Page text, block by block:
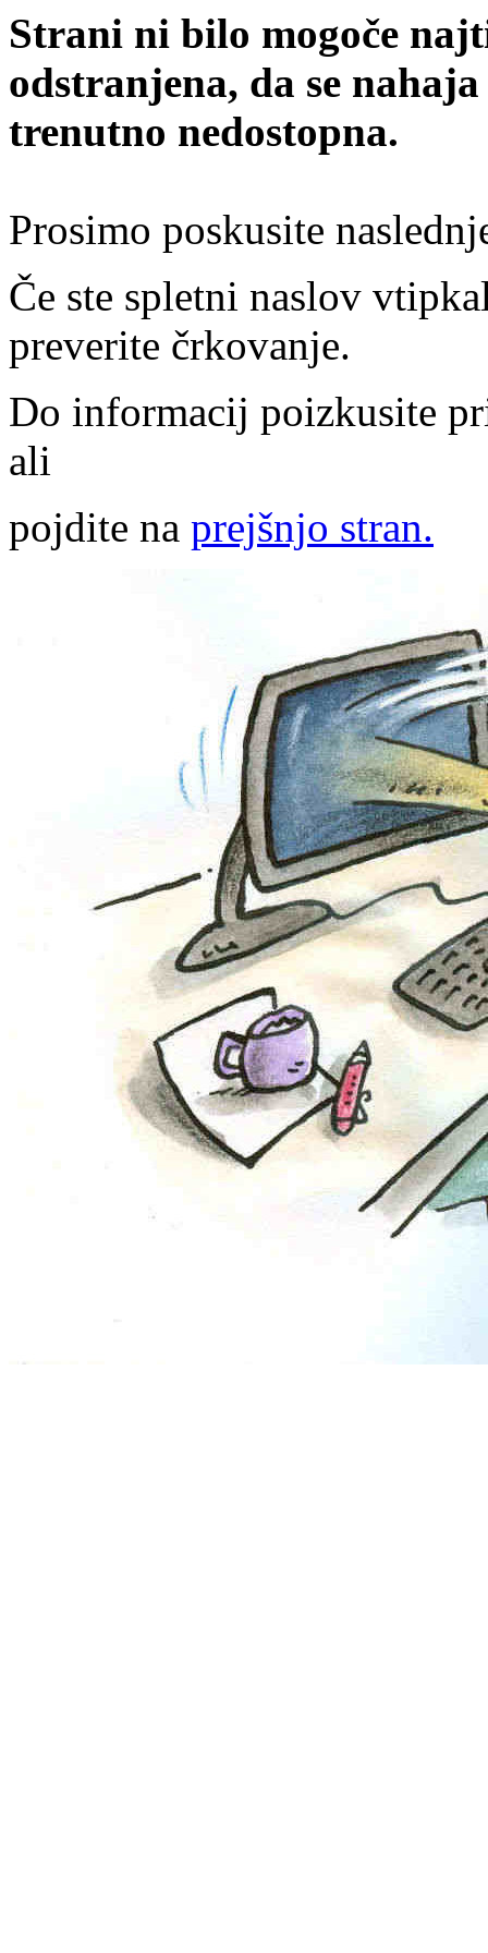
Strani ni bilo mogoče
odstranjena, da se
trenutno nedostopna.
Prosimo poskusite
Če ste spletni naslov
preverite črkovanje.
Do informacij poizkusite
ali
pojdite na prejšnjo stran.